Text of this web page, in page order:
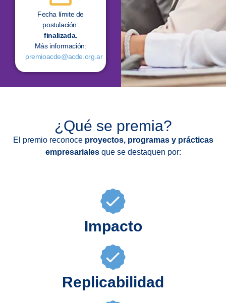
Fecha límite de
postulación:
finalizada.
Más información:
premioacde@acde.org.ar
¿Qué se premia?
El premio reconoce proyectos, programas y prácticas
empresarialesque se destaquen por:
Impacto
Replicabilidad